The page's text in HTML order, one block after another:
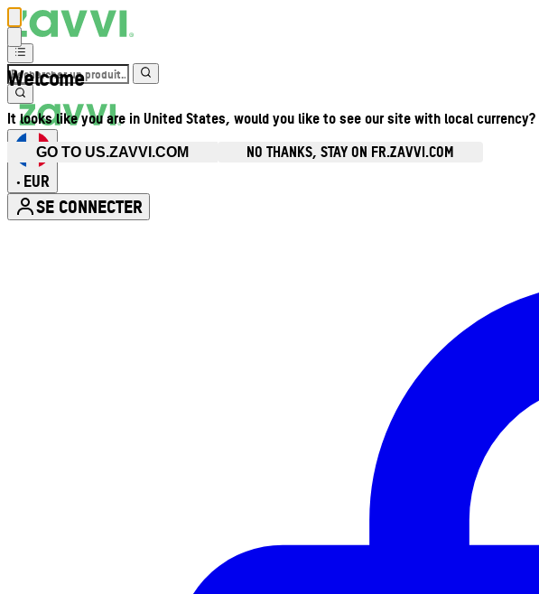
Welcome
It looks like you are in United States, would you like to see our site with local currency?
GO TO US.ZAVVI.COM NO THANKS, STAY ON FR.ZAVVI.COM
• EUR
SE CONNECTER